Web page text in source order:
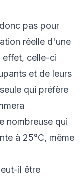
pas pour
réelle d'une
effet, celle-ci
et de leurs
qui préfère
nombreuse qui
à 25°C, même
il être